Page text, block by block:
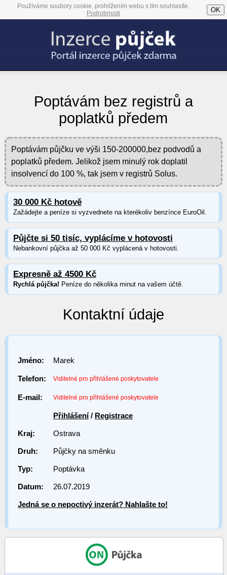
Používáme soubory cookie, prohlížením webu s tím souhlasíte.
Podrobnosti
OK
Poptávám bez registrů a
poplatků předem
Poptávám půjčku ve výši 150-200000,bez podvodů a
poplatků předem. Jelikož jsem minulý rok doplatil
insolvencí do 100 %, tak jsem v registrů Solus.
30 000 Kč hotově
Zažádejte a peníze si vyzvednete na kterékoliv benzínce EuroOil.
Půjčte si 50 tisíc, vyplácíme v hotovosti
Nebankovní půjčka až 50 000 Kč vyplácená v hotovosti.
Expresně až 4500 Kč
Rychlá půjčka! Peníze do několika minut na vašem účtě.
Kontaktní údaje
Jméno: Marek
Telefon: Viditelné pro přihlášené poskytovatele
E-mail: Viditelné pro přihlášené poskytovatele
Přihlášení/ Registrace
Kraj: Ostrava
Druh: Půjčky na směnku
Typ: Poptávka
Datum: 26.07.2019
Jedná se o nepoctivý inzerát? Nahlašte to!